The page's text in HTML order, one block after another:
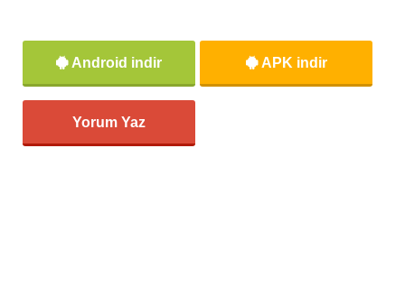
Android indir APK indir
Yorum Yaz